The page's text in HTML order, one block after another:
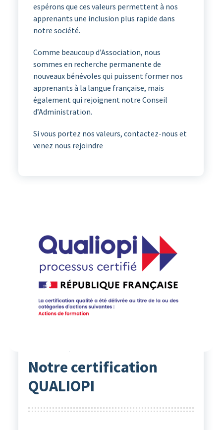
espérons que ces valeurs permettent à nos
apprenants une inclusion plus rapide dans
notre société.
Comme beaucoup d’Association, nous
sommes en recherche permanente de
nouveaux bénévoles qui puissent former nos
apprenants à la langue française, mais
également qui rejoignent notre Conseil
d’Administration.
Si vous portez nos valeurs, contactez-nous et
venez nous rejoindre
Notre certification
QUALIOPI